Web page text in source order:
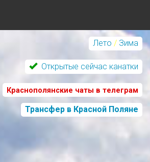
Лето / Зима
Открытые сейчас канатки
Краснополянские чаты в телеграм
Трансфер в Красной Поляне